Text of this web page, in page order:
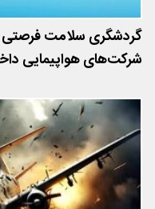
گردشگری سلامت فرصتی
شرکت‌های هواپیمایی